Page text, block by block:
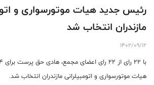
رئیس جدید هیات موتورسواری و
مازندران انتخاب شد
1402/09/12
هیات موتورسواری و اتومبیلرانی مازندران انتخاب شد.